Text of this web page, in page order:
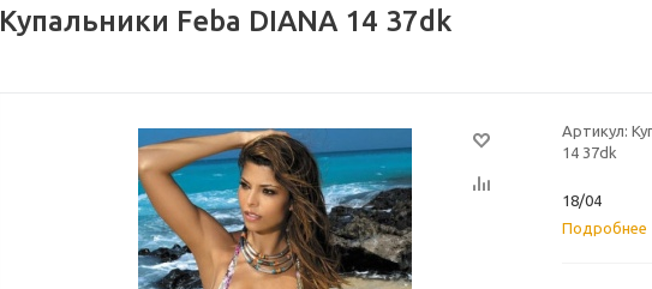
Купальники Feba DIANA 14 37dk
Артикул:
14 37dk
18/04
Подробнее